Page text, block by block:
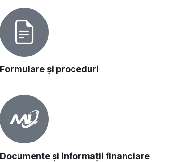
Formulare și proceduri
Documente și informații financiare